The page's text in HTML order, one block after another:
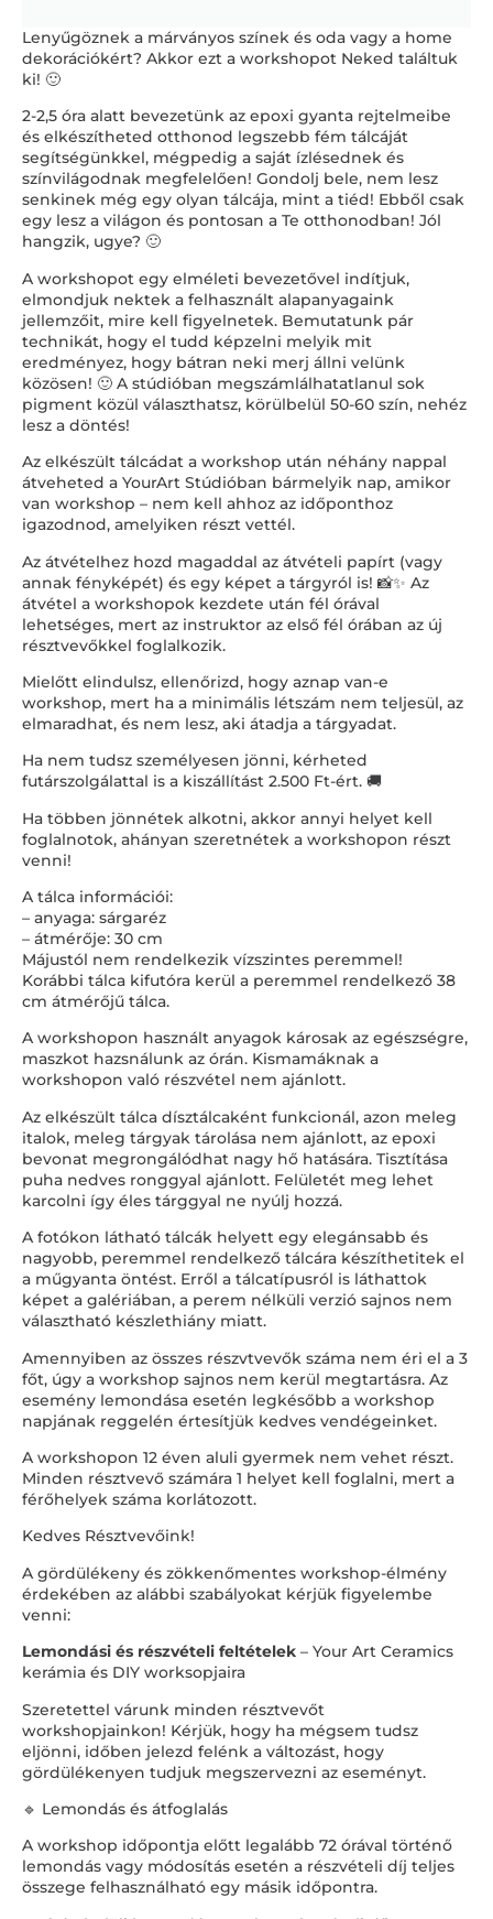
Lenyűgöznek a márványos színek és oda vagy a home
dekorációkért? Akkor ezt a workshopot Neked találtuk
ki! 🙂
2-2,5 óra alatt bevezetünk az epoxi gyanta rejtelmeibe
és elkészítheted otthonod legszebb fém tálcáját
segítségünkkel, mégpedig a saját ízlésednek és
színvilágodnak megfelelően! Gondolj bele, nem lesz
senkinek még egy olyan tálcája, mint a tiéd! Ebből csak
egy lesz a világon és pontosan a Te otthonodban! Jól
hangzik, ugye? 🙂
A workshopot egy elméleti bevezetővel indítjuk,
elmondjuk nektek a felhasznált alapanyagaink
jellemzőit, mire kell figyelnetek. Bemutatunk pár
technikát, hogy el tudd képzelni melyik mit
eredményez, hogy bátran neki merj állni velünk
közösen! 🙂 A stúdióban megszámlálhatatlanul sok
pigment közül választhatsz, körülbelül 50-60 szín, nehéz
lesz a döntés!
Az elkészült tálcádat a workshop után néhány nappal
átveheted a YourArt Stúdióban bármelyik nap, amikor
van workshop – nem kell ahhoz az időponthoz
igazodnod, amelyiken részt vettél.
Az átvételhez hozd magaddal az átvételi papírt (vagy
annak fényképét) és egy képet a tárgyról is! 📸✨ Az
átvétel a workshopok kezdete után fél órával
lehetséges, mert az instruktor az első fél órában az új
résztvevőkkel foglalkozik.
Mielőtt elindulsz, ellenőrizd, hogy aznap van-e
workshop, mert ha a minimális létszám nem teljesül, az
elmaradhat, és nem lesz, aki átadja a tárgyadat.
Ha nem tudsz személyesen jönni, kérheted
futárszolgálattal is a kiszállítást 2.500 Ft-ért. 🚚
Ha többen jönnétek alkotni, akkor annyi helyet kell
foglalnotok, ahányan szeretnétek a workshopon részt
venni!
A tálca információi:
– anyaga: sárgaréz
– átmérője: 30 cm
Májustól nem rendelkezik vízszintes peremmel!
Korábbi tálca kifutóra kerül a peremmel rendelkező 38
cm átmérőjű tálca.
A workshopon használt anyagok károsak az egészségre,
maszkot hazsnálunk az órán. Kismamáknak a
workshopon való részvétel nem ajánlott.
Az elkészült tálca dísztálcaként funkcionál, azon meleg
italok, meleg tárgyak tárolása nem ajánlott, az epoxi
bevonat megrongálódhat nagy hő hatására. Tisztítása
puha nedves ronggyal ajánlott. Felületét meg lehet
karcolni így éles tárggyal ne nyúlj hozzá.
A fotókon látható tálcák helyett egy elegánsabb és
nagyobb, peremmel rendelkező tálcára készíthetitek el
a műgyanta öntést. Erről a tálcatípusról is láthattok
képet a galériában, a perem nélküli verzió sajnos nem
választható készlethiány miatt.
Amennyiben az összes részvtvevők száma nem éri el a 3
főt, úgy a workshop sajnos nem kerül megtartásra. Az
esemény lemondása esetén legkésőbb a workshop
napjának reggelén értesítjük kedves vendégeinket.
A workshopon 12 éven aluli gyermek nem vehet részt.
Minden résztvevő számára 1 helyet kell foglalni, mert a
férőhelyek száma korlátozott.
Kedves Résztvevőink!
A gördülékeny és zökkenőmentes workshop-élmény
érdekében az alábbi szabályokat kérjük figyelembe
venni:
Lemondási és részvételi feltételek – Your Art Ceramics
kerámia és DIY worksopjaira
Szeretettel várunk minden résztvevőt
workshopjainkon! Kérjük, hogy ha mégsem tudsz
eljönni, időben jelezd felénk a változást, hogy
gördülékenyen tudjuk megszervezni az eseményt.
🔹 Lemondás és átfoglalás
A workshop időpontja előtt legalább 72 órával történő
lemondás vagy módosítás esetén a részvételi díj teljes
összege felhasználható egy másik időpontra.